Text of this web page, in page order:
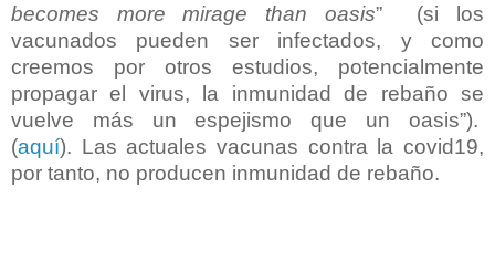
becomes more mirage than oasis”
(si los
vacunados pueden ser infectados, y como
creemos por otros estudios, potencialmente
propagar el virus, la inmunidad de rebaño se
vuelve más un espejismo que un oasis”).
(aquí). Las actuales vacunas contra la covid19,
por tanto, no producen inmunidad de rebaño.